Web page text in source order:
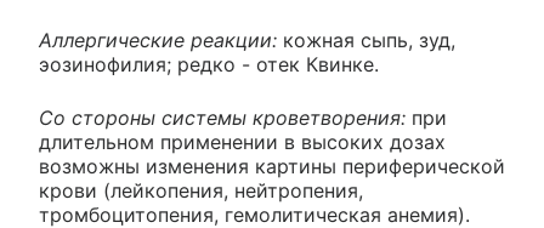
Аллергические реакции: кожная сыпь, зуд,
эозинофилия; редко - отек Квинке.
Со стороны системы кроветворения: при
длительном применении в высоких дозах
возможны изменения картины периферической
крови (лейкопения, нейтропения,
тромбоцитопения, гемолитическая анемия).